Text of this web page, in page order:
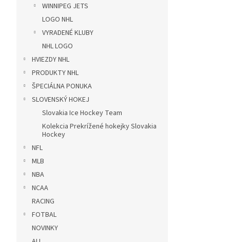
WINNIPEG JETS
LOGO NHL
VYRADENÉ KLUBY
NHL LOGO
HVIEZDY NHL
PRODUKTY NHL
ŠPECIÁLNA PONUKA
SLOVENSKÝ HOKEJ
Slovakia Ice Hockey Team
Kolekcia Prekrížené hokejky Slovakia
Hockey
NFL
MLB
NBA
NCAA
RACING
FOTBAL
NOVINKY